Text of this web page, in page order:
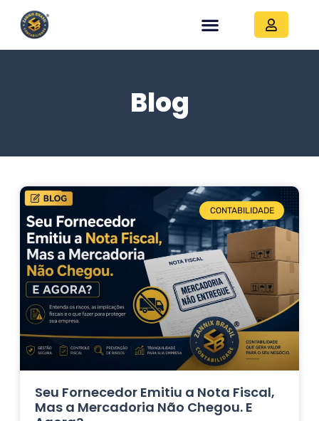
Blog
CONTABILIDADE
Seu Fornecedor Emitiu a Nota Fiscal,
Mas a Mercadoria Não Chegou. E